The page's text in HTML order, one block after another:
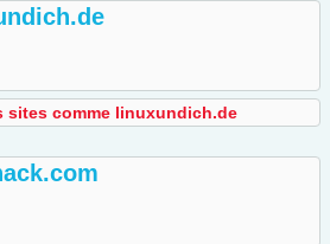
sites comme linuxundich.de